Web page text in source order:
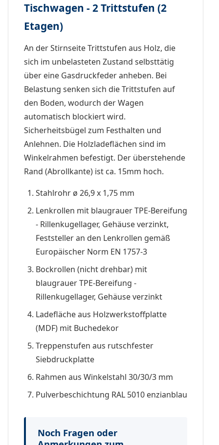
Tischwagen - 2 Trittstufen (2
Etagen)
An der Stirnseite Trittstufen aus Holz, die
sich im unbelasteten Zustand selbsttätig
über eine Gasdruckfeder anheben. Bei
Belastung senken sich die Trittstufen auf
den Boden, wodurch der Wagen
automatisch blockiert wird.
Sicherheitsbügel zum Festhalten und
Anlehnen. Die Holzladeflächen sind im
Winkelrahmen befestigt. Der überstehende
Rand (Abrollkante) ist ca. 15mm hoch.
Stahlrohr ø 26,9 x 1,75 mm
Lenkrollen mit blaugrauer TPE-Bereifung
- Rillenkugellager, Gehäuse verzinkt,
Feststeller an den Lenkrollen gemäß
Europäischer Norm EN 1757-3
Bockrollen (nicht drehbar) mit
blaugrauer TPE-Bereifung -
Rillenkugellager, Gehäuse verzinkt
Ladefläche aus Holzwerkstoffplatte
(MDF) mit Buchedekor
Treppenstufen aus rutschfester
Siebdruckplatte
Rahmen aus Winkelstahl 30/30/3 mm
Pulverbeschichtung RAL 5010 enzianblau
Noch Fragen oder